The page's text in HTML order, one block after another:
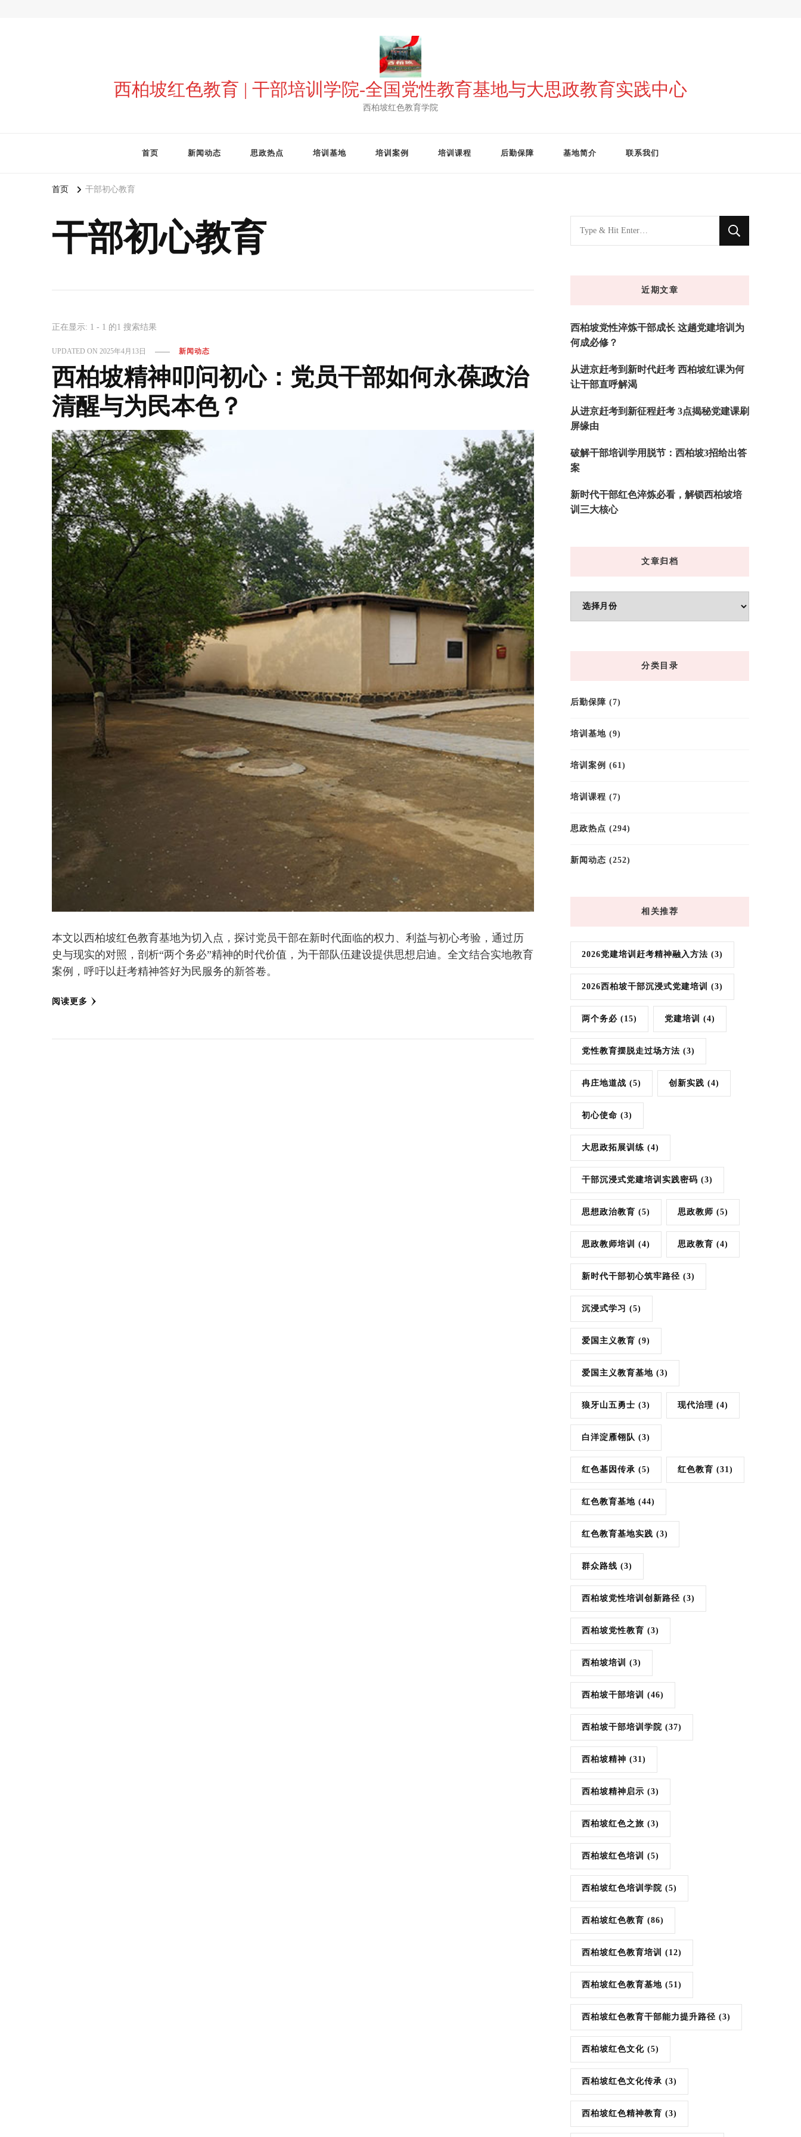
西柏坡红色教育 | 干部培训学院-全国党性教育基地与大思政教育实践中心
西柏坡红色教育学院
首页 新闻动态 思政热点 培训基地 培训案例 培训课程 后勤保障 基地简介 联系我们
首页 干部初心教育
干部初心教育
正在显示: 1 - 1 的1 搜索结果
UPDATED ON2025年4月13日 新闻动态
西柏坡精神叩问初心：党员干部如何永葆政治
清醒与为民本色？
本文以西柏坡红色教育基地为切入点，探讨党员干部在新时代面临的权力、利益与初心考验，通过历
史与现实的对照，剖析“两个务必”精神的时代价值，为干部队伍建设提供思想启迪。全文结合实地教育
案例，呼吁以赶考精神答好为民服务的新答卷。
阅读更多
找
什
近期文章
西柏坡党性淬炼干部成长 这趟党建培训为
何成必修？
从进京赶考到新时代赶考 西柏坡红课为何
让干部直呼解渴
从进京赶考到新征程赶考 3点揭秘党建课刷
屏缘由
破解干部培训学用脱节：西柏坡3招给出答
案
新时代干部红色淬炼必看，解锁西柏坡培
训三大核心
文章归档
章
分类目录
后勤保障 (7)
培训基地 (9)
培训案例 (61)
培训课程 (7)
思政热点 (294)
新闻动态 (252)
相关推荐
2026党建培训赶考精神融入方法 (3)
2026西柏坡干部沉浸式党建培训 (3)
两个务必 (15) 党建培训 (4)
党性教育摆脱走过场方法 (3)
冉庄地道战 (5) 创新实践 (4)
初心使命 (3)
大思政拓展训练 (4)
干部沉浸式党建培训实践密码 (3)
思想政治教育 (5) 思政教师 (5)
思政教师培训 (4) 思政教育 (4)
新时代干部初心筑牢路径 (3)
沉浸式学习 (5)
爱国主义教育 (9)
爱国主义教育基地 (3)
狼牙山五勇士 (3) 现代治理 (4)
白洋淀雁翎队 (3)
红色基因传承 (5) 红色教育 (31)
红色教育基地 (44)
红色教育基地实践 (3)
群众路线 (3)
西柏坡党性培训创新路径 (3)
西柏坡党性教育 (3)
西柏坡培训 (3)
西柏坡干部培训 (46)
西柏坡干部培训学院 (37)
西柏坡精神 (31)
西柏坡精神启示 (3)
西柏坡红色之旅 (3)
西柏坡红色培训 (5)
西柏坡红色培训学院 (5)
西柏坡红色教育 (86)
西柏坡红色教育培训 (12)
西柏坡红色教育基地 (51)
西柏坡红色教育干部能力提升路径 (3)
西柏坡红色文化 (5)
西柏坡红色文化传承 (3)
西柏坡红色精神教育 (3)